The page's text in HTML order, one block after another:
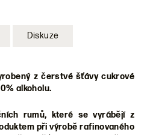
Diskuze
z čerstvé šťávy cukrové
alkoholu.
rumů, které se vyrábějí z
při výrobě rafinovaného